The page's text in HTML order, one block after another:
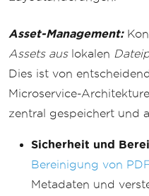
Asset-Management:
Assets auslokalen
Dies ist von
Microservice-
zentral gespeichert und
Sicherheit und
Bereinigung von
Metadaten und